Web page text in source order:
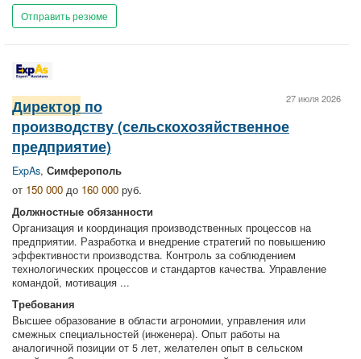
Отправить резюме
27 июля 2026
Директор по
производству (сельскохозяйственное
предприятие)
ExpAs, Симферополь
от 150 000 до 160 000 руб.
Должностные обязанности
Организация и координация производственных процессов на
предприятии. Разработка и внедрение стратегий по повышению
эффективности производства. Контроль за соблюдением
технологических процессов и стандартов качества. Управление
командой, мотивация ...
Требования
Высшее образование в области агрономии, управления или
смежных специальностей (инженера). Опыт работы на
аналогичной позиции от 5 лет, желателен опыт в сельском